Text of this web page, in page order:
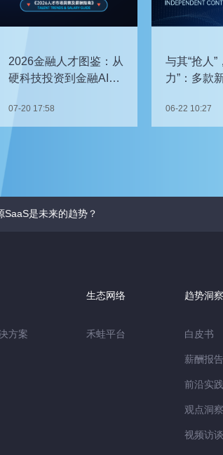
2026金融人才图鉴：从
硬科技投资到金融AI，
单？
07-20 17:58
与其“抢人”
力”：多款
关键人才？
06-22 10:27
是未来的趋势？
方案
生态网络
禾蛙平台
趋势洞察
白皮书
薪酬报告
前沿实践
观点洞察
视频访谈